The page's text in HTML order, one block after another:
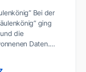
Bei der
ging
die
Daten.…